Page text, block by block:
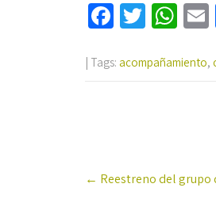
Fa
b
T
tt
W
at
| Tags: acompañamiento,
Post
navigation
← Reestreno del grupo